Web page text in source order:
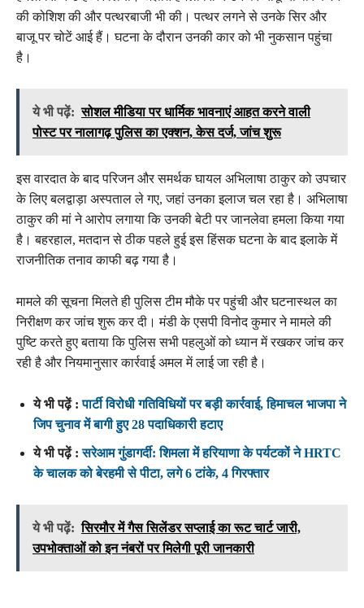
की कोशिश की और पत्थरबाजी भी की। पत्थर लगने से उनके सिर और
बाजू पर चोटें आई हैं। घटना के दौरान उनकी कार को भी नुकसान पहुंचा
है।
ये भी पढ़ें: सोशल मीडिया पर धार्मिक भावनाएं आहत करने वाली
पोस्ट पर नालागढ़ पुलिस का एक्शन, केस दर्ज, जांच शुरू
इस वारदात के बाद परिजन और समर्थक घायल अभिलाषा ठाकुर को उपचार
के लिए बलद्वाड़ा अस्पताल ले गए, जहां उनका इलाज चल रहा है। अभिलाषा
ठाकुर की मां ने आरोप लगाया कि उनकी बेटी पर जानलेवा हमला किया गया
है। बहरहाल, मतदान से ठीक पहले हुई इस हिंसक घटना के बाद इलाके में
राजनीतिक तनाव काफी बढ़ गया है।
मामले की सूचना मिलते ही पुलिस टीम मौके पर पहुंची और घटनास्थल का
निरीक्षण कर जांच शुरू कर दी। मंडी के एसपी विनोद कुमार ने मामले की
पुष्टि करते हुए बताया कि पुलिस सभी पहलुओं को ध्यान में रखकर जांच कर
रही है और नियमानुसार कार्रवाई अमल में लाई जा रही है।
ये भी पढ़ें :पार्टी विरोधी गतिविधियों पर बड़ी कार्रवाई, हिमाचल भाजपा ने
जिप चुनाव में बागी हुए 28 पदाधिकारी हटाए
ये भी पढ़ें :सरेआम गुंडागर्दी: शिमला में हरियाणा के पर्यटकों ने HRTC
के चालक को बेरहमी से पीटा, लगे 6 टांके, 4 गिरफ्तार
ये भी पढ़ें: सिरमौर में गैस सिलेंडर सप्लाई का रूट चार्ट जारी,
उपभोक्ताओं को इन नंबरों पर मिलेगी पूरी जानकारी